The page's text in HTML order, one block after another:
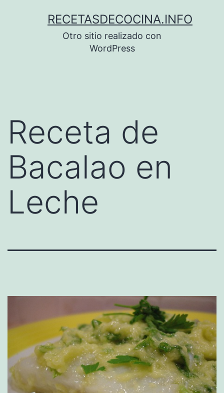
RECETASDECOCINA.INFO
Otro sitio realizado con
WordPress
Receta de
Bacalao en
Leche